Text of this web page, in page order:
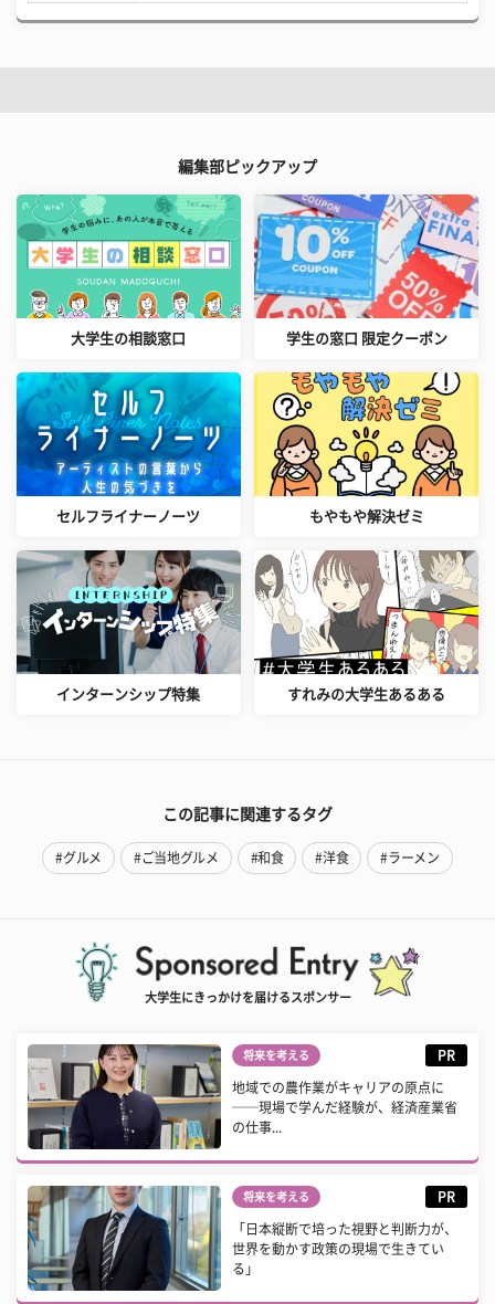
編集部ピックアップ
大学生の相談窓口 学生の窓口 限定クーポン
セルフライナーノーツ もやもや解決ゼミ
インターンシップ特集 すれみの大学生あるある
この記事に関連するタグ
#グルメ #ご当地グルメ #和食 #洋食 #ラーメン
大学生にきっかけを届けるスポンサー
将来を考える PR
地域での農作業がキャリアの原点に
──現場で学んだ経験が、経済産業省
の仕事...
将来を考える PR
「日本縦断で培った視野と判断力が、
世界を動かす政策の現場で生きてい
る」